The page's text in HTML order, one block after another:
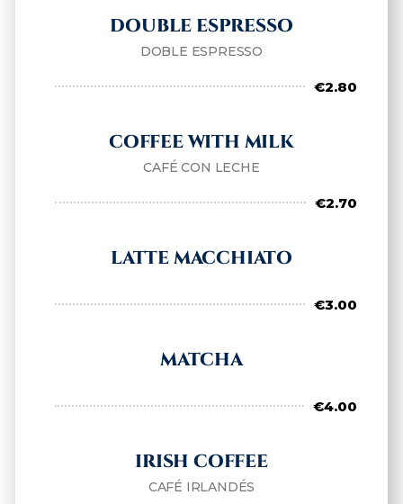
DOUBLE ESPRESSO
DOBLE ESPRESSO
€2.80
COFFEE WITH MILK
CAFÉ CON LECHE
€2.70
LATTE MACCHIATO
€3.00
MATCHA
€4.00
IRISH COFFEE
CAFÉ IRLANDÉS